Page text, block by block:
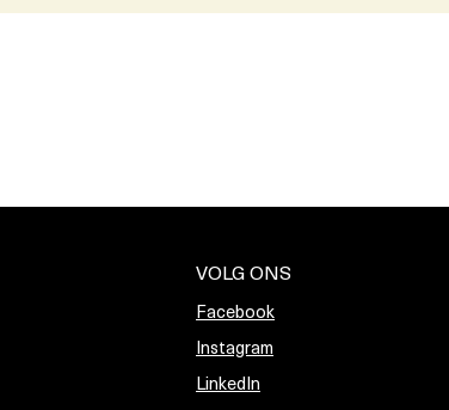
VOLG ONS
Facebook
Instagram
LinkedIn